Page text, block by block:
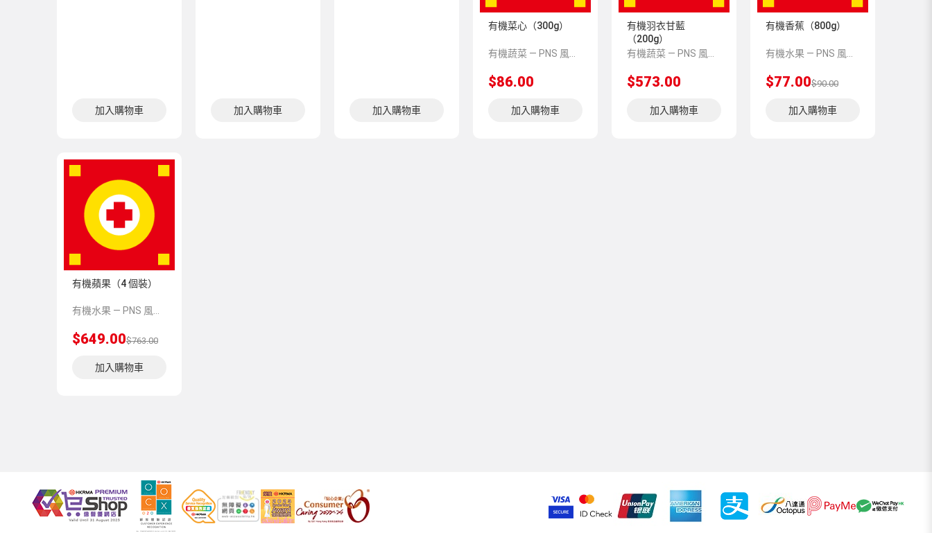
加入購物車 加入購物車 加入購物車
有機菜心（300g）
$86.00
加入購物車
有機羽衣甘藍
（200g）
$573.00
加入購物車
有機香蕉（800g）
$77.00$90.00
加入購物車
有機蘋果（4 個裝）
$649.00$763.00
加入購物車